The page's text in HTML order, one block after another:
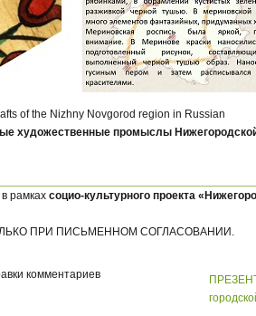
of the Nizhny Novgorod region in Russian
художественные промыслы Нижегородской
рамках социо-культурного проекта
ПРИ ПИСЬМЕННОМ СОГЛАСОВАНИИ.
комментариев